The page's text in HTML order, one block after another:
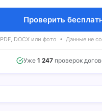
Проверить
PDF, DOCX или фото • Данные не
Уже 1 247проверок